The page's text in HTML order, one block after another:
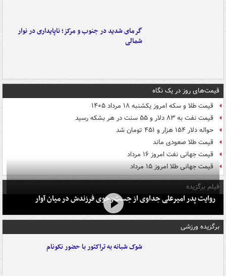
گرمای شدید در جنوب و مرکز؛ ناپایداری در نوار
شمالی
قیمت‌های روز در یک نگاه
قیمت طلا و سکه امروز یکشنبه ۱۸ مرداد ۱۴۰۵
قیمت نفت به ۸۳ دلار و ۵۵ سنت در هر بشکه رسید
حواله دلار ۱۵۴ هزار و ۴۵۱ تومان شد
قیمت طلا صعودی ماند
قیمت جهانی نفت امروز ۱۶ مرداد
قیمت جهانی طلا امروز ۱۵ مرداد
فیلم برگزیده
روایت پدر امیرعلی جداوی از جست‌وجوی فرزندش در میان آوار
برگزیده ورزشی
شوک شبانه به تراکتور با حضور نکونام